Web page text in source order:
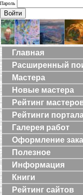
Пароль
Войти
Главная
Расширенный
Мастера
Новые мастера
Рейтинг
Рейтинги
Галерея работ
Оформление
Полезное
Информация
Книги
Рейтинг сайтов